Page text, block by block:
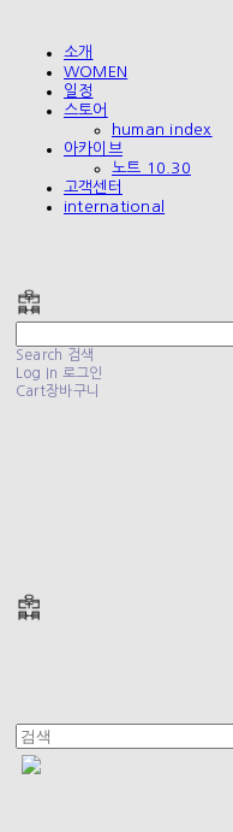
소개
WOMEN
일정
스토어
human index
아카이브
노트 10.30
고객센터
international
Search 검색
Log In 로그인
Cart장바구니